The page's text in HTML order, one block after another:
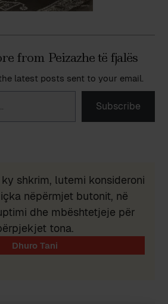
from Peizazhe të fjalës
latest posts sent to your email.
Subscribe
shkrim, lutemi konsideroni
nëpërmjet butonit, në
dhe mbështetjeje për
tona.